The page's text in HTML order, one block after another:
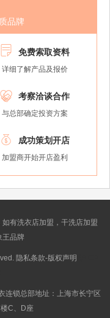
品牌
 免费索取资料
详细了解产品及报价
 考察洽谈合作
与总部确定投资方案
 成功策划开店
加盟商开始开店盈利
有洗衣店加盟，干洗店加盟
王品牌
隐私条款-版权声明
连锁总部地址：上海市长宁区
C、D座